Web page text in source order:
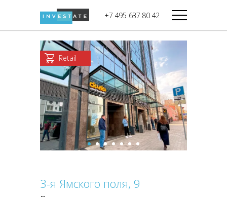
+7 495 637 80 42
Дикси
Верный
Мираторг
Магнолия
В башне
Башня Федерация-II
Запад
Башня Федерация-I
Восток
Город Столиц,
Северный блок
Город Столиц,
Южный блок
Retail
3-я Ямского поля, 9